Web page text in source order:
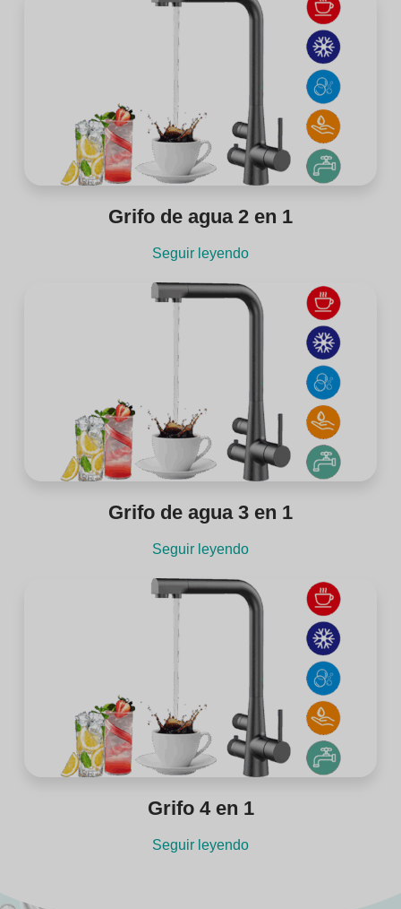
Grifo de agua 2 en 1
Seguir leyendo
Grifo de agua 3 en 1
Seguir leyendo
Grifo 4 en 1
Seguir leyendo